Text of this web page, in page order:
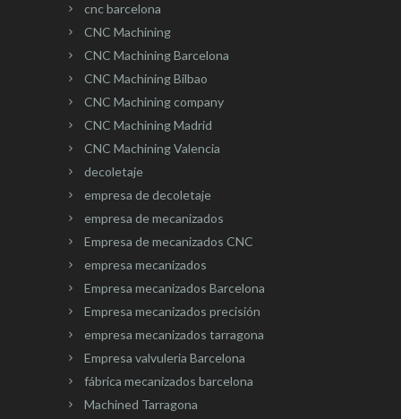
cnc barcelona
CNC Machining
CNC Machining Barcelona
CNC Machining Bilbao
CNC Machining company
CNC Machining Madrid
CNC Machining Valencia
decoletaje
empresa de decoletaje
empresa de mecanizados
Empresa de mecanizados CNC
empresa mecanizados
Empresa mecanizados Barcelona
Empresa mecanizados precisión
empresa mecanizados tarragona
Empresa valvuleria Barcelona
fábrica mecanizados barcelona
Machined Tarragona